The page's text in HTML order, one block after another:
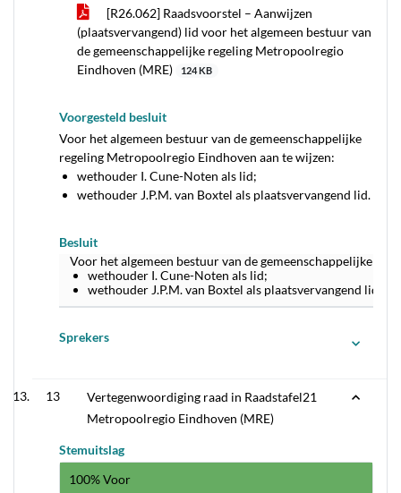
[R26.062] Raadsvoorstel – Aanwijzen
(plaatsvervangend) lid voor het algemeen bestuur van
de gemeenschappelijke regeling Metropoolregio
Eindhoven (MRE)
124 KB
Voorgesteld besluit
Voor het algemeen bestuur van de gemeenschappelijke
regeling Metropoolregio Eindhoven aan te wijzen:
wethouder I. Cune-Noten als lid;
wethouder J.P.M. van Boxtel als plaatsvervangend lid.
Besluit
Voor het algemeen bestuur van de gemeenschappelijke
wethouder I. Cune-Noten als lid;
wethouder J.P.M. van Boxtel als plaatsvervangend lid.
Sprekers
13
Vertegenwoordiging raad in Raadstafel21
Metropoolregio Eindhoven (MRE)
Stemuitslag
100% Voor